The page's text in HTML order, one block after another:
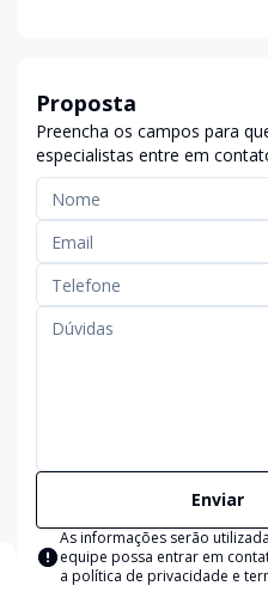
Proposta
Preencha os campos para
especialistas entre em
Enviar
As informações serão
equipe possa entrar em
a política de privacidade e